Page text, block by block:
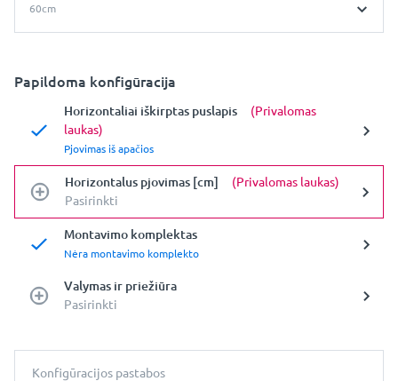
60cm
Papildoma konfigūracija
Horizontaliai iškirptas puslapis
(Privalomas
laukas)
Pjovimas iš apačios
Horizontalus pjovimas [cm]
(Privalomas laukas)
Pasirinkti
Montavimo komplektas
Nėra montavimo komplekto
Valymas ir priežiūra
Pasirinkti
Konfigūracijos pastabos